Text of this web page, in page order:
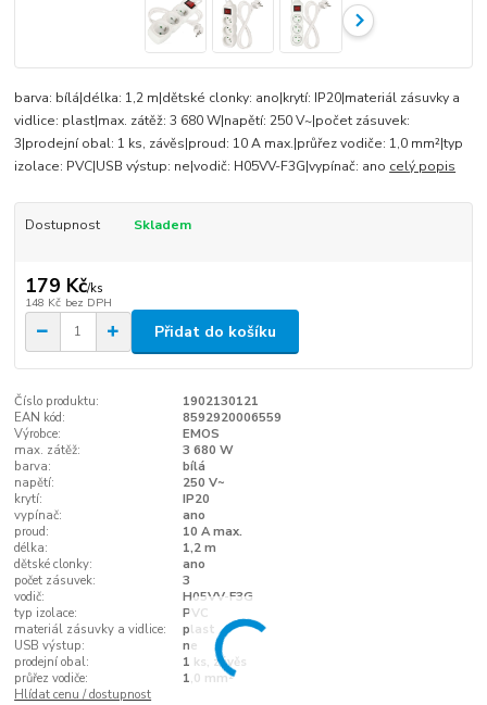
barva: bílá|délka: 1,2 m|dětské clonky: ano|krytí: IP20|materiál zásuvky a
vidlice: plast|max. zátěž: 3 680 W|napětí: 250 V~|počet zásuvek:
3|prodejní obal: 1 ks, závěs|proud: 10 A max.|průřez vodiče: 1,0 mm²|typ
izolace: PVC|USB výstup: ne|vodič: H05VV-F3G|vypínač: ano celý popis
Dostupnost Skladem
179 Kč/ks
148 Kč bez DPH
Přidat do košíku
Číslo produktu:
1902130121
EAN kód:
8592920006559
Výrobce:
EMOS
max. zátěž:
3 680 W
barva:
bílá
napětí:
250 V~
krytí:
IP20
vypínač:
ano
proud:
10 A max.
délka:
1,2 m
dětské clonky:
ano
počet zásuvek:
3
vodič:
H05VV-F3G
typ izolace:
PVC
materiál zásuvky a vidlice:
plast
USB výstup:
ne
prodejní obal:
1 ks, závěs
průřez vodiče:
1,0 mm²
Hlídat cenu / dostupnost